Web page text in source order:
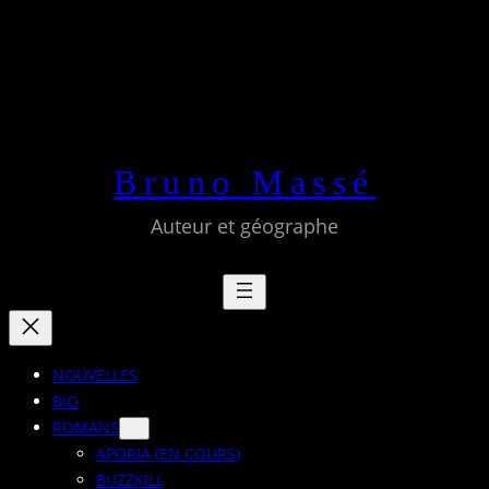
Bruno Massé
Auteur et géographe
NOUVELLES
BIO
ROMANS
APORIA (EN COURS)
BUZZKILL